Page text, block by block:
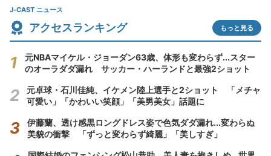
J-CAST ニュース
アクセスランキング もっと見る
元NBAマイケル・ジョーダン63歳、体形も変わらず...スター
のオーラダダ漏れ サッカー・ハーランドと最強2ショット
元卓球・石川佳純、イケメン陸上選手と2ショット 「メチャ
可愛い」「かわいい笑顔」「美男美女」話題に
伊藤蘭、透け感黒ロングドレス姿で色気ダダ漏れ...変わらぬ
美貌の衝撃 「ずっと変わらず綺麗」「美しすぎ」